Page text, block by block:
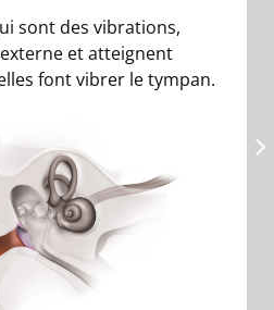
sont des vibrations,
et atteignent
font vibrer le tympan.